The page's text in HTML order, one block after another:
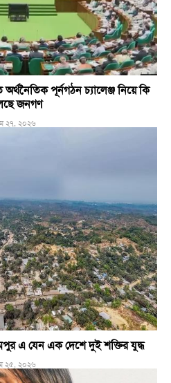
পূর্নগঠন চ্যালেঞ্জ নিয়ে কি
জনগণ
২৭, ২০২৬
এ যেন এক দেশে দুই শক্তির যুদ্ধ
২৫, ২০২৬